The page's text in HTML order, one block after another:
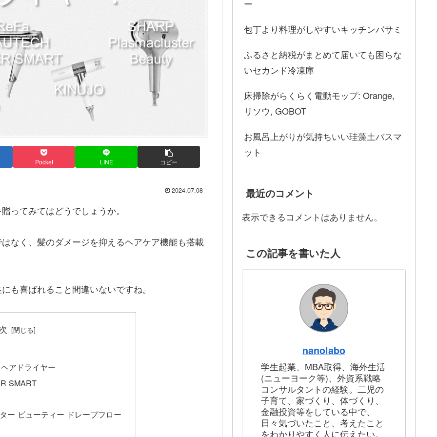
Pocket LINE コピー
2024.07.08
ってみてはどうでしょうか。
なく、髪のダメージを抑えるヘアケア機能も搭載
も喜ばれること間違いないですね。
アドライヤー
SMART
ー ビューティー ドレープフロー
ー
包丁より料理がしやすいキッチンバサミ
ふるさと納税がまとめて届いても困らな
いセカンド冷凍庫
床掃除がらくらく電動モップ: Orange,
リソウ, GOBOT
お風呂上がりが気持ちいい珪藻土バスマ
ット
最近のコメント
表示できるコメントはありません。
この記事を書いた人
nanolabo
学生起業、MBA取得、海外生活
(ニューヨーク等)、外資系戦略
コンサルタントの経験。二児の
子育て、家づくり、体づくり、
金融投資等をしている中で、
日々気づいたこと、考えたこと
をわかりやすく人に伝えたい。